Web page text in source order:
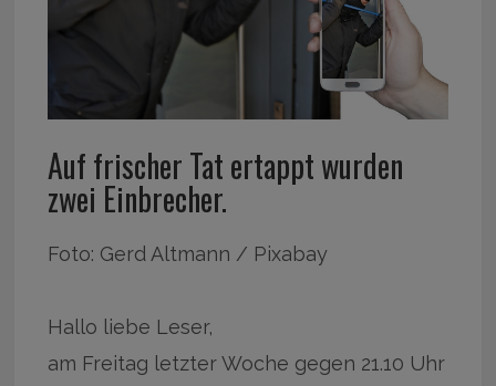
Auf frischer Tat ertappt wurden
zwei Einbrecher.
Foto: Gerd Altmann / Pixabay
Hallo liebe Leser,
am Freitag letzter Woche gegen 21.10 Uhr